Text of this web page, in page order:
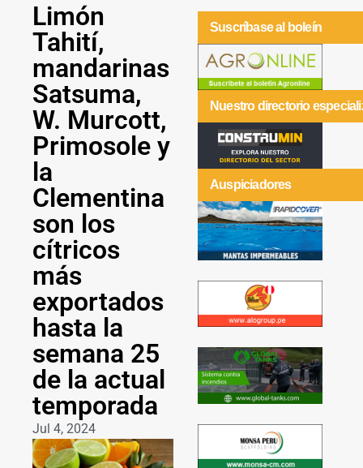
Limón
Tahití,
mandarinas
Satsuma,
W. Murcott,
Primosole y
la
Clementina
son los
cítricos
más
exportados
hasta la
semana 25
de la actual
temporada
Jul 4, 2024
Suscríbase al boleín
Nuestro directorio
Auspiciadores